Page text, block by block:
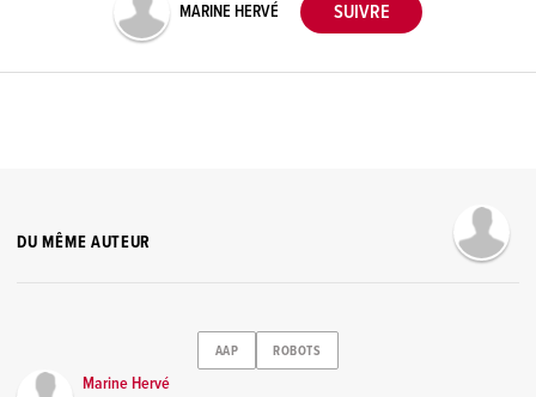
MARINE HERVÉ
DU MÊME AUTEUR
AAP ROBOTS
Marine Hervé